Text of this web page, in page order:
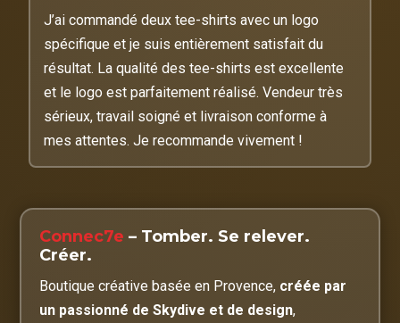
J’ai commandé deux tee-shirts avec un logo
spécifique et je suis entièrement satisfait du
résultat. La qualité des tee-shirts est excellente
et le logo est parfaitement réalisé. Vendeur très
sérieux, travail soigné et livraison conforme à
mes attentes. Je recommande vivement !
Connec7e – Tomber. Se relever.
Créer.
Boutique créative basée en Provence, créée par
un passionné de Skydive et de design,